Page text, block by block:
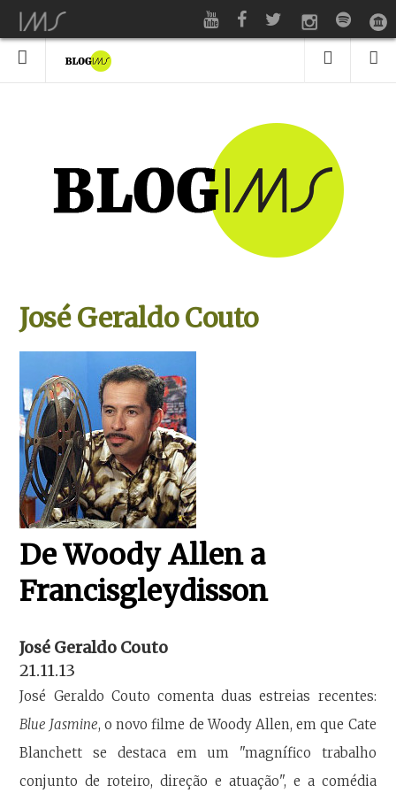
José Geraldo Couto
De Woody Allen a
Francisgleydisson
José Geraldo Couto
21.11.13
José Geraldo Couto comenta duas estreias recentes:
Blue Jasmine, o novo filme de Woody Allen, em que Cate
Blanchett se destaca em um "magnífico trabalho
conjunto de roteiro, direção e atuação", e a comédia